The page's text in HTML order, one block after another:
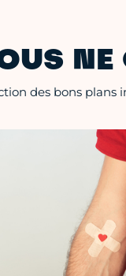
NE
des bons plans